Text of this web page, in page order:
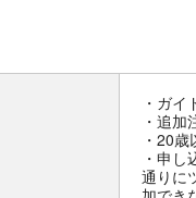
・ガ
・追
・20
・申
通りに